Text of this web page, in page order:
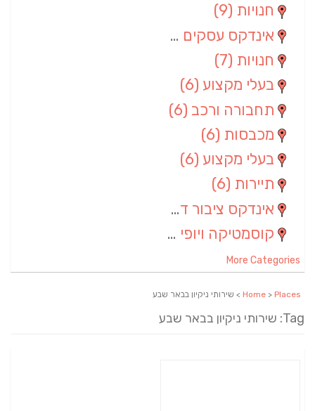
חנויות (9)
אינדקס עסקים ארצי
חנויות (7)
בעלי מקצוע (6)
תחבורה ורכב (6)
מכבסות (6)
בעלי מקצוע (6)
תיירות (6)
אינדקס ציבור דתי
קוסמטיקה ויופי (4)
More Categories
Home > Places > שירותי ניקיון בבאר שבע
Tag: שירותי ניקיון בבאר שבע